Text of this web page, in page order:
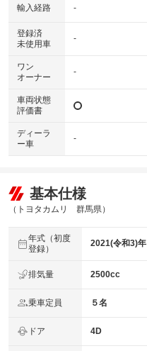
輸入経路 -
登録済
未使用車
-
ワン
オーナー
-
車両状態
評価書
ディーラ
ー車
-
基本仕様
（トヨタカムリ 群馬県）
年式（初度
登録）
2021(令和3)年
排気量 2500cc
乗車定員 ５名
ドア 4D